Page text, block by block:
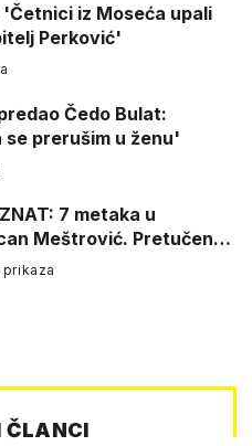
iz Moseća upali
Perković'
Čedo Bulat:
se prerušim u ženu'
7 metaka u
Meštrović. Pretučen
prikaza
ČLANCI